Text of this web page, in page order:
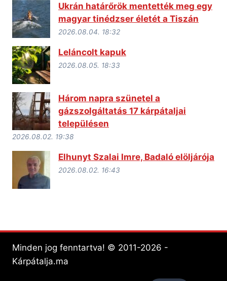
Ukrán határőrök mentették meg egy
magyar tinédzser életét a Tiszán
2026.08.04. 18:32
Leláncolt kapuk
2026.08.05. 18:33
Három napra szünetel a
gázszolgáltatás 17 kárpátaljai
településen
2026.08.02. 19:38
Elhunyt Szalai Imre, Badaló elöljárója
2026.08.02. 16:43
Minden jog fenntartva! © 2011-2026 -
Kárpátalja.ma